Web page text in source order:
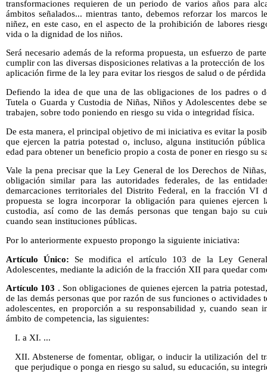
transformaciones requieren de un periodo de varios años para
ámbitos señalados... mientras tanto, debemos reforzar los marcos
niñez, en este caso, en el aspecto de la prohibición de labores
vida o la dignidad de los niños.
Será necesario además de la reforma propuesta, un esfuerzo de
cumplir con las diversas disposiciones relativas a la protección de
aplicación firme de la ley para evitar los riesgos de salud o de
Defiendo la idea de que una de las obligaciones de los padres o
Tutela o Guarda y Custodia de Niñas, Niños y Adolescentes debe
trabajen, sobre todo poniendo en riesgo su vida o integridad física.
De esta manera, el principal objetivo de mi iniciativa es evitar la
que ejercen la patria potestad o, incluso, alguna institución
edad para obtener un beneficio propio a costa de poner en riesgo su
Vale la pena precisar que la Ley General de los Derechos de
obligación similar para las autoridades federales, de las
demarcaciones territoriales del Distrito Federal, en la fracción
propuesta se logra incorporar la obligación para quienes ejercen
custodia, así como de las demás personas que tengan bajo su
cuando sean instituciones públicas.
Por lo anteriormente expuesto propongo la siguiente iniciativa:
Artículo Único: Se modifica el artículo 103 de la Ley
Adolescentes, mediante la adición de la fracción XII para quedar
Artículo 103 . Son obligaciones de quienes ejercen la patria
de las demás personas que por razón de sus funciones o
adolescentes, en proporción a su responsabilidad y, cuando sean
ámbito de competencia, las siguientes:
I. a XI. ...
XII. Abstenerse de fomentar, obligar, o inducir la utilización del
que perjudique o ponga en riesgo su salud, su educación, su